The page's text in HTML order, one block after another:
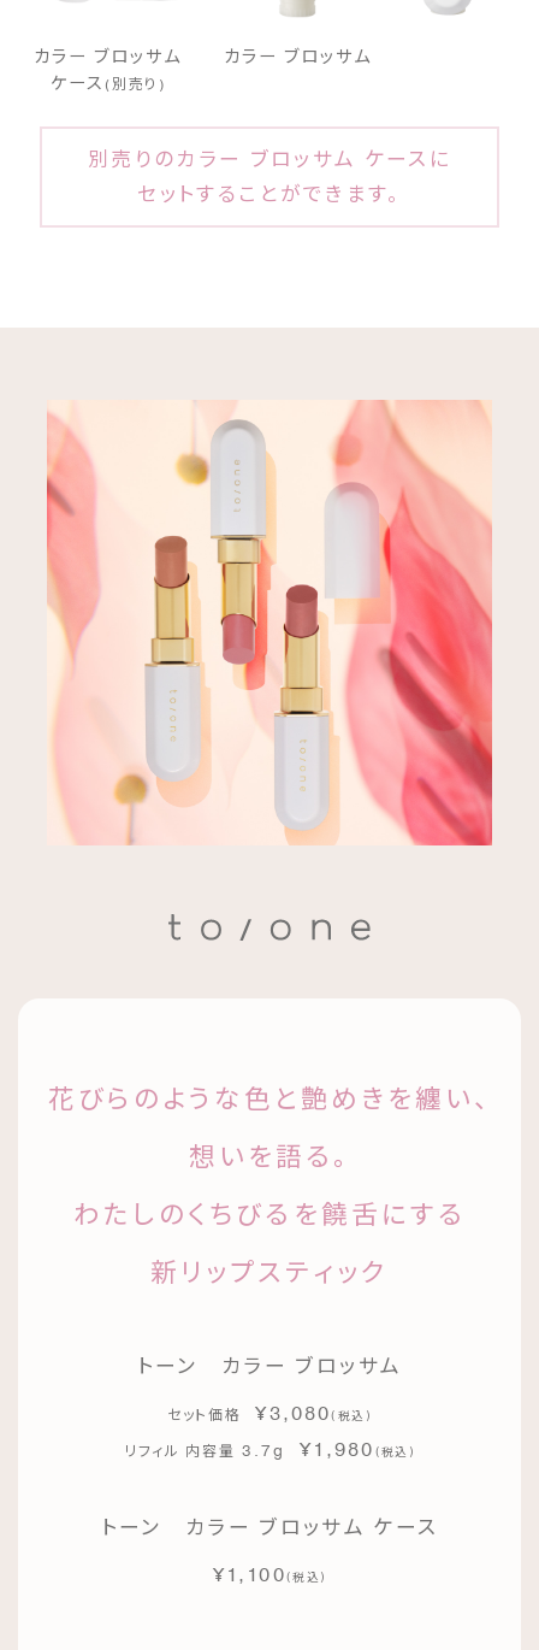
カラー ブロッサム
ケース (別売り)
カラー ブロッサム
別売りのカラー ブロッサム ケースに
セットすることができます。
花びらのような色と艶めきを纏い、
想いを語る。
わたしのくちびるを饒舌にする
新リップスティック
トーン カラー ブロッサム
セット価格 ¥3,080( 税込 )
リフィル 内容量 3.7g ¥1,980 (税込 )
トーン カラー ブロッサム ケース
¥1,100(税込 )